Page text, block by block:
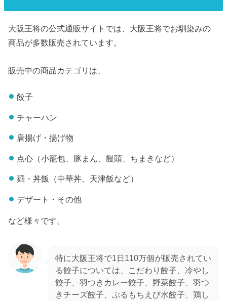
大阪王将の公式通販サイトでは、大阪王将でお馴染みの
商品が多数販売されています。
販売中の商品カテゴリは、
餃子
チャーハン
唐揚げ・揚げ物
点心（小籠包、豚まん、饅頭、ちまきなど）
麺・丼飯（中華丼、天津飯など）
デザート・その他
など様々です。
特に大阪王将で1日110万個が販売されてい
る餃子については、こだわり餃子、冷やし
餃子、羽つきカレー餃子、野菜餃子、羽つ
きチーズ餃子、ぷるもちえび水餃子、鶏し